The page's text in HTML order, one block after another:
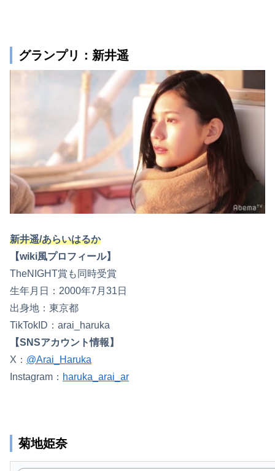
グランプリ：新井遥
新井遥/あらいはるか
【wiki風プロフィール】
TheNIGHT賞も同時受賞
生年月日：2000年7月31日
出身地：東京都
TikTokID：arai_haruka
【SNSアカウント情報】
X： @Arai_Haruka
Instagram： haruka_arai_ar
菊地姫奈